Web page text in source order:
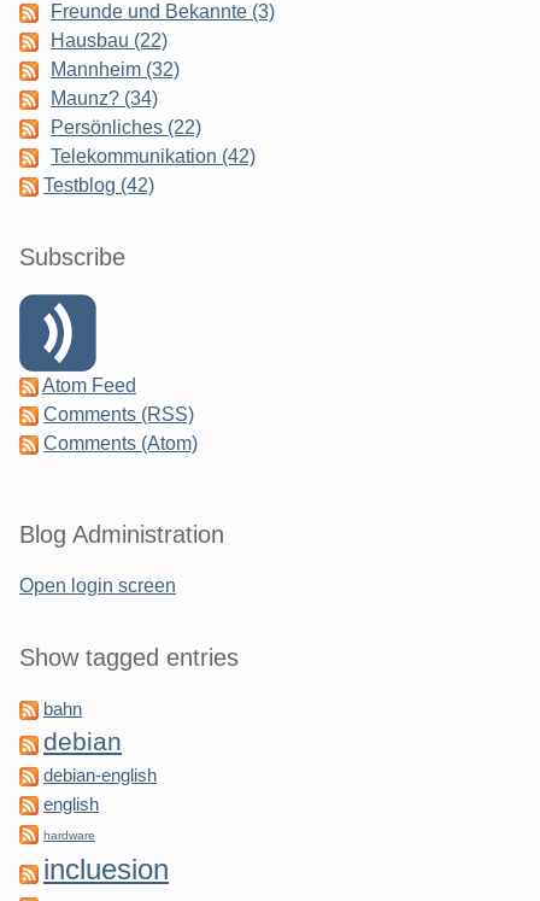
Freunde und Bekannte (3)
Hausbau (22)
Mannheim (32)
Maunz? (34)
Persönliches (22)
Telekommunikation (42)
Testblog (42)
Subscribe
Atom Feed
Comments (RSS)
Comments (Atom)
Blog Administration
Open login screen
Show tagged entries
bahn
debian
debian-english
english
hardware
incluesion